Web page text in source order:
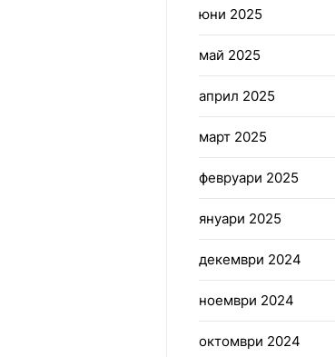
юни 2025
май 2025
април 2025
март 2025
февруари 2025
януари 2025
декември 2024
ноември 2024
октомври 2024